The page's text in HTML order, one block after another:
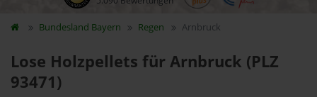
Bundesland Bayern Regen Arnbruck
Lose Holzpellets für Arnbruck (PLZ
93471)